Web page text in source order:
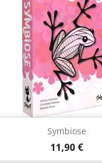
Symbiose
Prix
11,90 €
Aperçu rapide